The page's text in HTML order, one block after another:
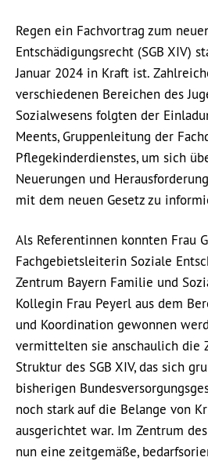
Regen ein Fachvortrag zum
Entschädigungsrecht (SGB XIV)
Januar 2024 in Kraft ist.
verschiedenen Bereichen des
Sozialwesens folgten der
Meents, Gruppenleitung der
Pflegekinderdienstes, um sich
Neuerungen und
mit dem neuen Gesetz zu
Als Referentinnen konnten Frau
Fachgebietsleiterin Soziale
Zentrum Bayern Familie und
Kollegin Frau Peyerl aus dem
und Koordination gewonnen
vermittelten sie anschaulich die
Struktur des SGB XIV, das sich
bisherigen
noch stark auf die Belange von
ausgerichtet war. Im Zentrum
nun eine zeitgemäße,